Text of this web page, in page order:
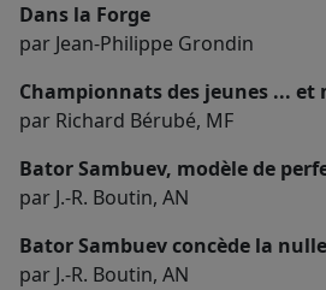
Dans la Forge
par Jean-Philippe Grondin
Championnats des jeunes ... et
par Richard Bérubé, MF
Bator Sambuev, modèle de
par J.-R. Boutin, AN
Bator Sambuev concède la
par J.-R. Boutin, AN